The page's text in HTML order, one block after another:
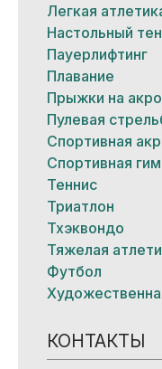
Легкая
Настольный
Пауерлифтинг
Плавание
Прыжки на
Пулевая
Спортивная
Спортивная
Теннис
Триатлон
Тхэквондо
Тяжелая
Футбол
КОНТАКТЫ